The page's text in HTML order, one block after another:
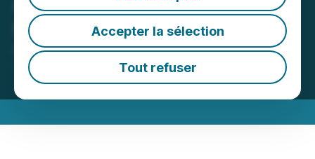
Accepter la sélection
Tout refuser
Reporting
May 25, 2026 9:30 AM EDT | Source:ArcWest
Exploration Inc.